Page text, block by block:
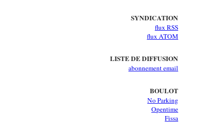
SYNDICATION
flux RSS
flux ATOM
LISTE DE DIFFUSION
abonnement email
BOULOT
No Parking
Opentime
Fissa